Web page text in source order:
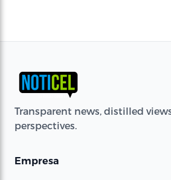
Transparent news, distilled
perspectives.
Empresa